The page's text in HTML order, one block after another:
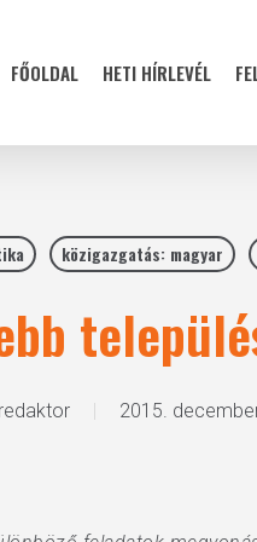
FŐOLDAL HETI HÍRLEVÉL
közigazgatás: magyar
redaktor 2015.